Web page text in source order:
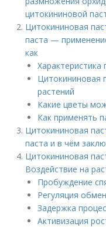
цитокининовой
Цитокининовая
паста —
как
Характеристика
Цитокининовая
растений
Какие цветы
Как применять
Цитокининовая
паста и в чём
Цитокининовая
Воздействие на
Пробуждение
Регуляция
Задержка
Активизация